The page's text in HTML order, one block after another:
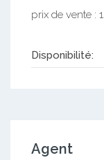
prix de vente :
Disponibilité:
Agent